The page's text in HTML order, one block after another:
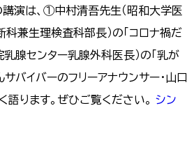
講演は、①中村清吾先生（昭和大学医
兼生理検査科部長）の「コロナ禍だ
腺センター乳腺外科医長）の「乳が
バイバーのフリーアナウンサー・山口
ります。ぜひご覧ください。 シン